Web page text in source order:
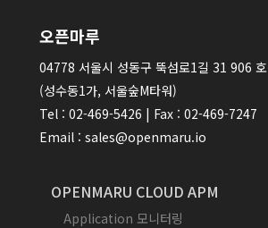
오픈마루
04778 서울시 성동구 뚝섬로1길 31 906 호
(성수동1가, 서울숲M타워)
Tel : 02-469-5426 | Fax : 02-469-7247
Email : sales@openmaru.io
OPENMARU CLOUD APM
Application 모니터링